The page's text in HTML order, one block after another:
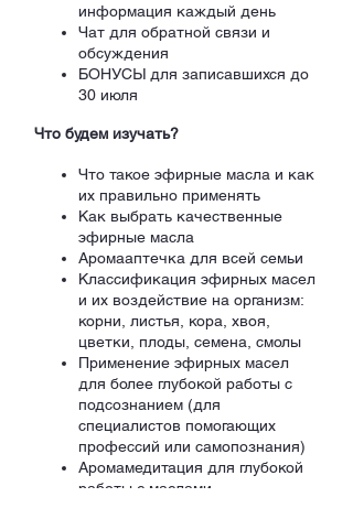
информация каждый день
Чат для обратной связи и
обсуждения
БОНУСЫ для записавшихся до
30 июля
Что будем изучать?
Что такое эфирные масла и как
их правильно применять
Как выбрать качественные
эфирные масла
Аромааптечка для всей семьи
Классификация эфирных масел
и их воздействие на организм:
корни, листья, кора, хвоя,
цветки, плоды, cемена, смолы
Применение эфирных масел
для более глубокой работы с
подсознанием (для
специалистов помогающих
профессий или самопознания)
Аромамедитация для глубокой
работы с маслами